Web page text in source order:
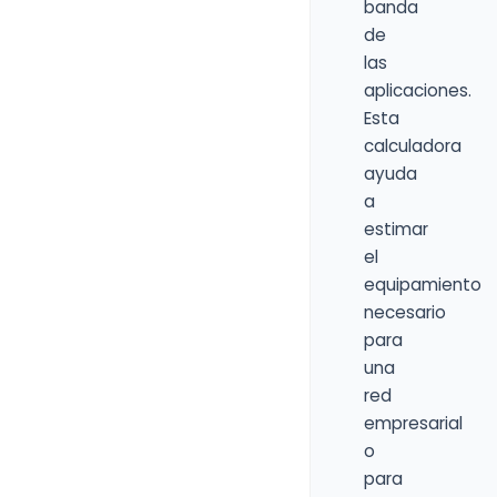
banda
de
las
aplicaciones.
Esta
calculadora
ayuda
a
estimar
el
equipamiento
necesario
para
una
red
empresarial
o
para